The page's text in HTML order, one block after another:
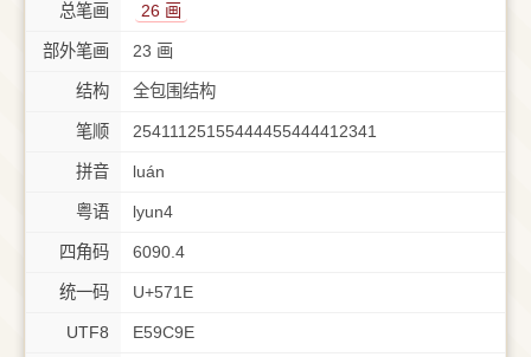
总笔画 26 画
部外笔画 23 画
结构 全包围结构
笔顺 25411125155444455444412341
拼音 luán
粤语 lyun4
四角码 6090.4
统一码 U+571E
UTF8 E59C9E